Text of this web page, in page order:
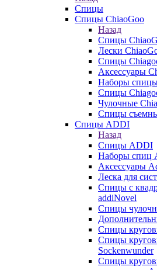
Спицы
Спицы ChiaoGoo
Назад
Спицы
Лески
Cпицы
Аксессуары
Наборы
Спицы
Чулочные
Спицы
Спицы ADDI
Назад
Спицы ADDI
Наборы спиц
Аксессуары
Леска для
Спицы с
addiNovel
Спицы
Спицы
Спицы
Sockenwunder
Спицы